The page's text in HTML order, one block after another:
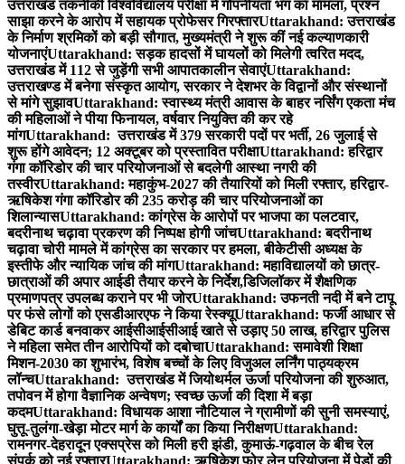
उत्तराखंड तकनीकी विश्वविद्यालय परीक्षा में गोपनीयता भंग का मामला, प्रश्न
साझा करने के आरोप में सहायक प्रोफेसर गिरफ्तारUttarakhand: उत्तराखंड
के निर्माण श्रमिकों को बड़ी सौगात, मुख्यमंत्री ने शुरू कीं नई कल्याणकारी
योजनाएंUttarakhand: सड़क हादसों में घायलों को मिलेगी त्वरित मदद,
उत्तराखंड में 112 से जुड़ेंगी सभी आपातकालीन सेवाएंUttarakhand:
उत्तराखण्ड में बनेगा संस्कृत आयोग, सरकार ने देशभर के विद्वानों और संस्थानों
से मांगे सुझावUttarakhand: स्वास्थ्य मंत्री आवास के बाहर नर्सिंग एकता मंच
की महिलाओं ने पीया फिनायल, वर्षवार नियुक्ति की कर रहे
मांगUttarakhand: उत्तराखंड में 379 सरकारी पदों पर भर्ती, 26 जुलाई से
शुरू होंगे आवेदन; 12 अक्टूबर को प्रस्तावित परीक्षाUttarakhand: हरिद्वार
गंगा कॉरिडोर की चार परियोजनाओं से बदलेगी आस्था नगरी की
तस्वीरUttarakhand: महाकुंभ-2027 की तैयारियों को मिली रफ्तार, हरिद्वार-
ऋषिकेश गंगा कॉरिडोर की 235 करोड़ की चार परियोजनाओं का
शिलान्यासUttarakhand: कांग्रेस के आरोपों पर भाजपा का पलटवार,
बदरीनाथ चढ़ावा प्रकरण की निष्पक्ष होगी जांचUttarakhand: बदरीनाथ
चढ़ावा चोरी मामले में कांग्रेस का सरकार पर हमला, बीकेटीसी अध्यक्ष के
इस्तीफे और न्यायिक जांच की मांगUttarakhand: महाविद्यालयों को छात्र-
छात्राओं की अपार आईडी तैयार करने के निर्देश,डिजिलॉकर में शैक्षणिक
प्रमाणपत्र उपलब्ध कराने पर भी जोरUttarakhand: उफनती नदी में बने टापू
पर फंसे लोगों को एसडीआरएफ ने किया रेस्क्यूUttarakhand: फर्जी आधार से
डेबिट कार्ड बनवाकर आईसीआईसीआई खाते से उड़ाए 50 लाख, हरिद्वार पुलिस
ने महिला समेत तीन आरोपियों को दबोचाUttarakhand: समावेशी शिक्षा
मिशन-2030 का शुभारंभ, विशेष बच्चों के लिए विजुअल लर्निंग पाठ्यक्रम
लॉन्चUttarakhand: उत्तराखंड में जियोथर्मल ऊर्जा परियोजना की शुरुआत,
तपोवन में होगा वैज्ञानिक अन्वेषण; स्वच्छ ऊर्जा की दिशा में बड़ा
कदमUttarakhand: विधायक आशा नौटियाल ने ग्रामीणों की सुनी समस्याएं,
घुत्तू-तुलंगा-खेड़ा मोटर मार्ग के कार्यों का किया निरीक्षणUttarakhand:
रामनगर-देहरादून एक्सप्रेस को मिली हरी झंडी, कुमाऊं-गढ़वाल के बीच रेल
संपर्क को नई रफ्तारUttarakhand: ऋषिकेश फोर लेन परियोजना में पेड़ों की